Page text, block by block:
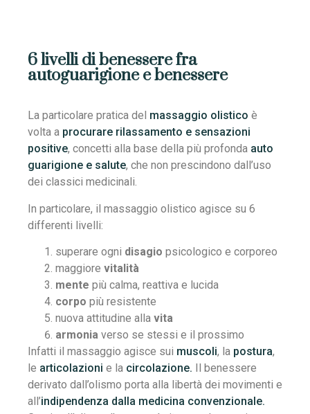
6 livelli di benessere fra
autoguarigione e benessere
La particolare pratica del massaggio olistico è
volta a procurare rilassamento e sensazioni
positive, concetti alla base della più profonda auto
guarigione e salute, che non prescindono dall’uso
dei classici medicinali.
In particolare, il massaggio olistico agisce su 6
differenti livelli:
superare ogni disagio psicologico e corporeo
maggiore vitalità
mente più calma, reattiva e lucida
corpo più resistente
nuova attitudine alla vita
armonia verso se stessi e il prossimo
Infatti il massaggio agisce sui muscoli, la postura,
le articolazioni e la circolazione. Il benessere
derivato dall’olismo porta alla libertà dei movimenti e
all’indipendenza dalla medicina convenzionale.